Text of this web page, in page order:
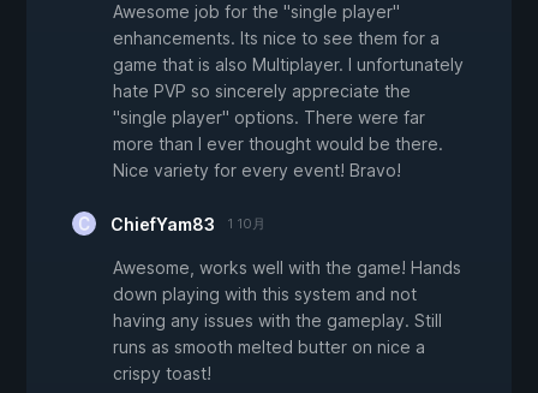
Awesome job for the "single player"
enhancements. Its nice to see them for a
game that is also Multiplayer. I unfortunately
hate PVP so sincerely appreciate the
"single player" options. There were far
more than I ever thought would be there.
Nice variety for every event! Bravo!
ChiefYam83 1 10月
Awesome, works well with the game! Hands
down playing with this system and not
having any issues with the gameplay. Still
runs as smooth melted butter on nice a
crispy toast!